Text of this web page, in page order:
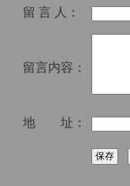
留 言 人：
留言内容：
地 址：